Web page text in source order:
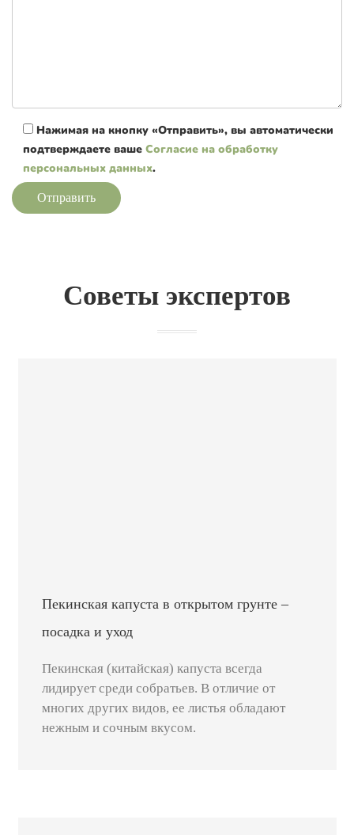
Нажимая на кнопку «Отправить», вы автоматически
подтверждаете ваше Согласие на обработку
персональных данных.
Отправить
Советы экспертов
Пекинская капуста в открытом грунте –
посадка и уход
Пекинская (китайская) капуста всегда
лидирует среди собратьев. В отличие от
многих других видов, ее листья обладают
нежным и сочным вкусом.